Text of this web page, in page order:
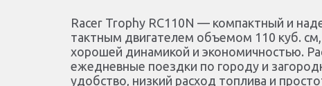
Racer Trophy RC110N — компактный и
тактным двигателем объемом 110 куб.
хорошей динамикой и экономичностью.
ежедневные поездки по городу и
удобство, низкий расход топлива и